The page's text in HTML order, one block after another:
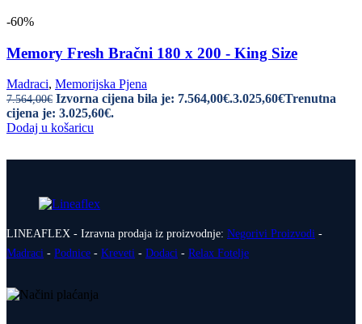
-60%
Memory Fresh Bračni 180 x 200 - King Size
Madraci, Memorijska Pjena
7.564,00€ Izvorna cijena bila je: 7.564,00€.3.025,60€Trenutna
cijena je: 3.025,60€.
Dodaj u košaricu
LINEAFLEX - Izravna prodaja iz proizvodnje: Negorivi Proizvodi -
Madraci - Podnice - Kreveti - Dodaci - Relax Fotelje